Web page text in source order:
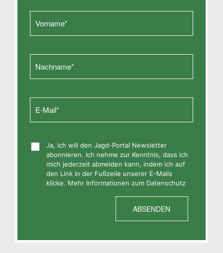
Ja, ich will den Jagd-Portal Newsletter
abonnieren. Ich nehme zur Kenntnis, dass ich
mich jederzeit abmelden kann, indem ich auf
den Link in der Fußzeile unserer E-Mails
klicke. Mehr Informationen zum Datenschutz
ABSENDEN